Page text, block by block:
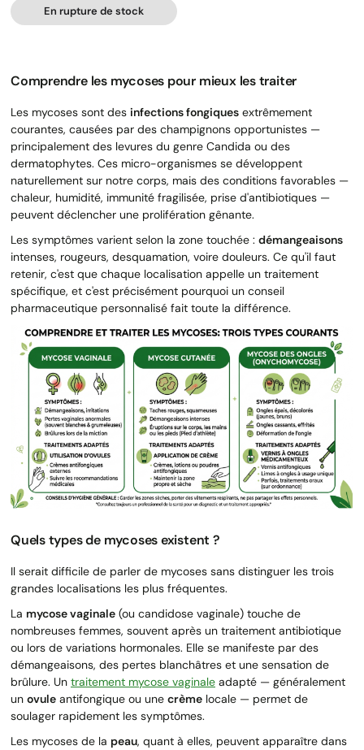
En rupture de stock
Comprendre les mycoses pour mieux les traiter
Les mycoses sont des infections fongiques extrêmement
courantes, causées par des champignons opportunistes —
principalement des levures du genre Candida ou des
dermatophytes. Ces micro-organismes se développent
naturellement sur notre corps, mais des conditions favorables —
chaleur, humidité, immunité fragilisée, prise d'antibiotiques —
peuvent déclencher une prolifération gênante.
Les symptômes varient selon la zone touchée : démangeaisons
intenses, rougeurs, desquamation, voire douleurs. Ce qu'il faut
retenir, c'est que chaque localisation appelle un traitement
spécifique, et c'est précisément pourquoi un conseil
pharmaceutique personnalisé fait toute la différence.
Quels types de mycoses existent ?
Il serait difficile de parler de mycoses sans distinguer les trois
grandes localisations les plus fréquentes.
La mycose vaginale (ou candidose vaginale) touche de
nombreuses femmes, souvent après un traitement antibiotique
ou lors de variations hormonales. Elle se manifeste par des
démangeaisons, des pertes blanchâtres et une sensation de
brûlure. Un traitement mycose vaginale adapté — généralement
un ovule antifongique ou une crème locale — permet de
soulager rapidement les symptômes.
Les mycoses de la peau, quant à elles, peuvent apparaître dans